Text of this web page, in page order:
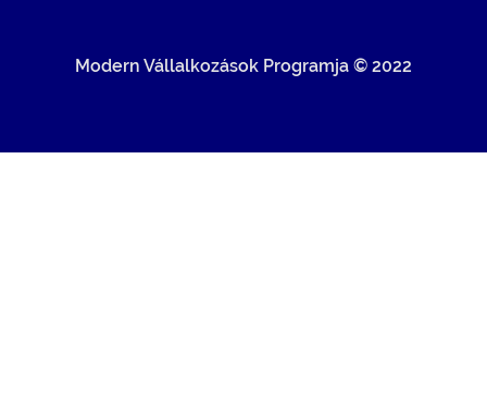
Modern Vállalkozások Programja © 2022